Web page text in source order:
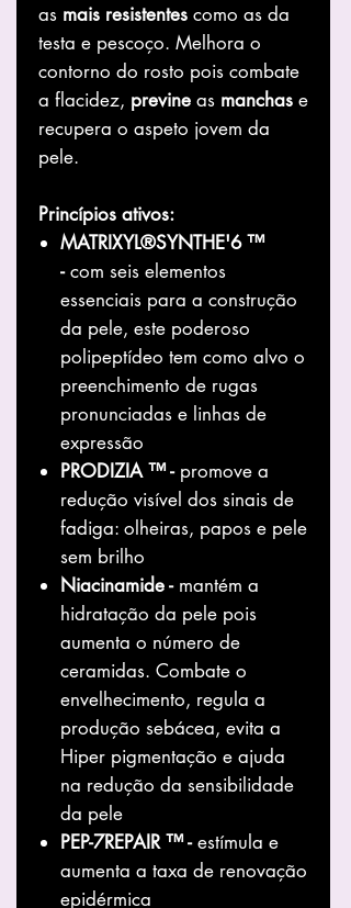
as mais resistentes como as da
testa e pescoço. Melhora o
contorno do rosto pois combate
a flacidez, previne as manchas e
recupera o aspeto jovem da
pele.
Princípios ativos:
MATRIXYL®SYNTHE'6™
-com seis elementos
essenciais para a construção
da pele, este poderoso
polipeptídeo tem como alvo o
preenchimento de rugas
pronunciadas e linhas de
expressão
PRODIZIA ™ - promove a
redução visível dos sinais de
fadiga: olheiras, papos e pele
sem brilho
Niacinamide - mantém a
hidratação da pele pois
aumenta o número de
ceramidas. Combate o
envelhecimento, regula a
produção sebácea, evita a
Hiper pigmentação e ajuda
na redução da sensibilidade
da pele
PEP-7REPAIR ™ -estímula e
aumenta a taxa de renovação
epidérmica